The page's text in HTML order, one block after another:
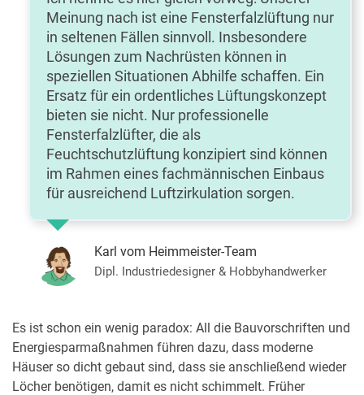
Meinung nach ist eine Fensterfalzlüftung nur
in seltenen Fällen sinnvoll. Insbesondere
Lösungen zum Nachrüsten können in
speziellen Situationen Abhilfe schaffen. Ein
Ersatz für ein ordentliches Lüftungskonzept
bieten sie nicht. Nur professionelle
Fensterfalzlüfter, die als
Feuchtschutzlüftung konzipiert sind können
im Rahmen eines fachmännischen Einbaus
für ausreichend Luftzirkulation sorgen.
Karl vom Heimmeister-Team
Dipl. Industriedesigner & Hobbyhandwerker
Es ist schon ein wenig paradox: All die Bauvorschriften und
Energiesparmaßnahmen führen dazu, dass moderne
Häuser so dicht gebaut sind, dass sie anschließend wieder
Löcher benötigen, damit es nicht schimmelt. Früher